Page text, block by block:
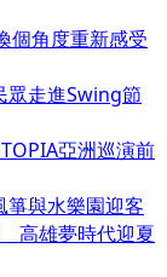
角度重新感受
走進Swing節
亞洲巡演前
與水樂園迎客
高雄夢時代迎夏